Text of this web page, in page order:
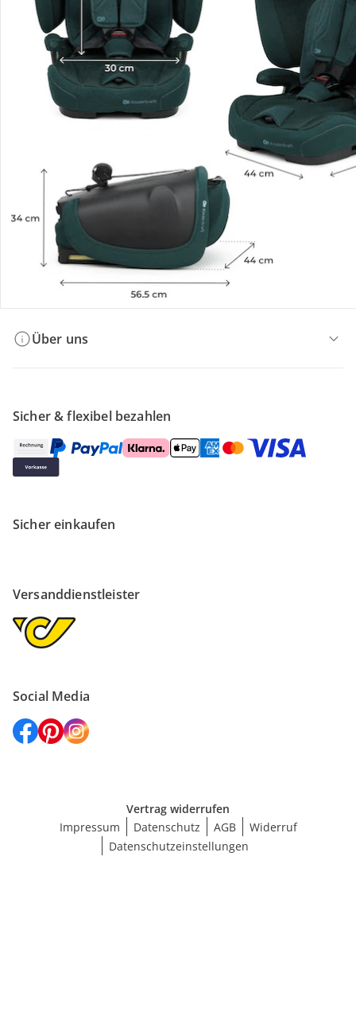
Bestellung & Lieferung
Retoure & Reklamation
Gutscheine & Aktionen
Kontakt & Service
Filialen & Beratung
Über uns
Sicher & flexibel bezahlen
Sicher einkaufen
Versanddienstleister
Social Media
Vertrag widerrufen
Impressum
Datenschutz AGB
Widerruf
Datenschutzeinstellungen